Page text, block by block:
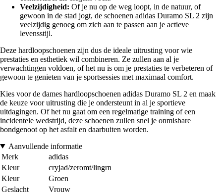
Veelzijdigheid: Of je nu op de weg loopt, in de natuur, of
gewoon in de stad jogt, de schoenen adidas Duramo SL 2 zijn
veelzijdig genoeg om zich aan te passen aan je actieve
levensstijl.
Deze hardloopschoenen zijn dus de ideale uitrusting voor wie
prestaties en esthetiek wil combineren. Ze zullen aan al je
verwachtingen voldoen, of het nu is om je prestaties te verbeteren of
gewoon te genieten van je sportsessies met maximaal comfort.
Kies voor de dames hardloopschoenen adidas Duramo SL 2 en maak
de keuze voor uitrusting die je ondersteunt in al je sportieve
uitdagingen. Of het nu gaat om een regelmatige training of een
incidentele wedstrijd, deze schoenen zullen snel je onmisbare
bondgenoot op het asfalt en daarbuiten worden.
Aanvullende informatie
Merk
adidas
Kleur
cryjad/zeromt/lingrn
Kleur
Groen
Geslacht
Vrouw